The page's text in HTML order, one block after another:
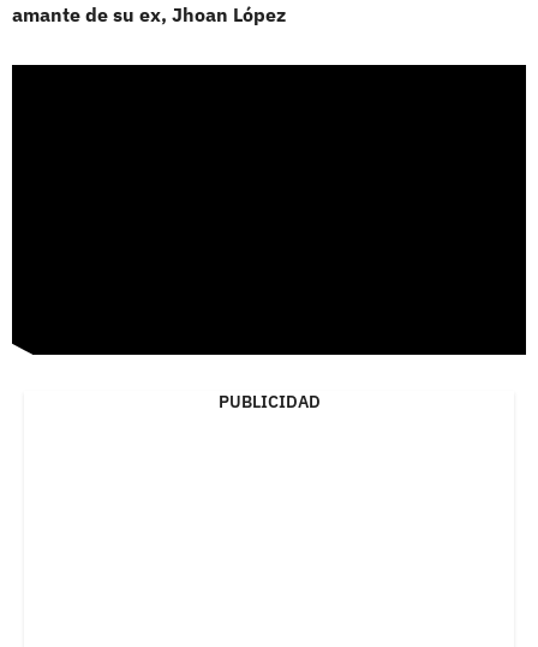
amante de su ex, Jhoan López
PUBLICIDAD